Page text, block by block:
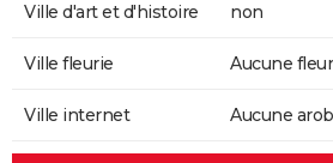
Ville d'art et d'histoire non
Ville fleurie Aucune fleur
Ville internet Aucune